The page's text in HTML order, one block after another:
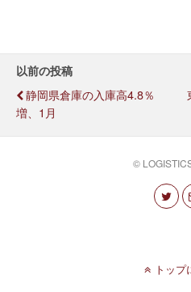
以前の投稿
静岡県倉庫の入庫高4.8％
増、1月
©
トップ